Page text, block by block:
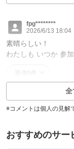
fpg********
2026/6/13 18:04
素晴らしい！
わたしも いつか 参
全
※コメントは個人の見解
おすすめのサー